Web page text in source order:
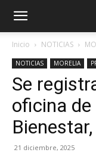
Inicio NOTICIAS
NOTICIAS MORELIA
Se
oficina de
21 diciembre, 2025